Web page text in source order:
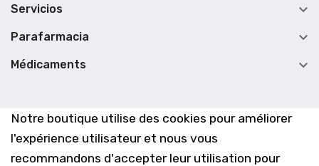
Notre boutique utilise des cookies pour améliorer
l'expérience utilisateur et nous vous
recommandons d'accepter leur utilisation pour
Servicios 
Parafarmacia 
Médicaments 